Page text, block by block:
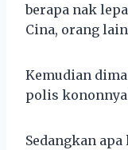
berapa nak
Cina, orang
Kemudian
polis kononnya
Sedangkan